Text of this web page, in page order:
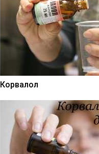
Корвалол